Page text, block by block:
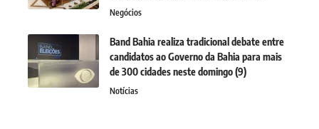
Negócios
Band Bahia realiza tradicional debate entre
candidatos ao Governo da Bahia para mais
de 300 cidades neste domingo (9)
Notícias